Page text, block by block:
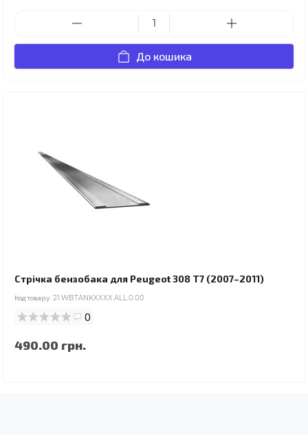
До кошика
Стрічка бензобака для Peugeot 308 T7 (2007–2011)
Код товару: 21.WBTANKXXXX.ALL.0.00
0
490.00 грн.